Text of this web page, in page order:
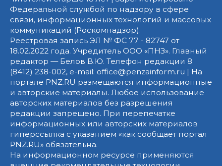
Федеральной службой по надзору в сфере
связи, информационных технологий и массовых
коммуникаций (Роскомнадзор).
Реестровая запись ЭЛ № ФС 77 - 82747 от
18.02.2022 года. Учредитель ООО «ПНЗ». Главный
редактор — Белов В.Ю. Телефон редакции 8
(8412) 238-002, e-mail: office@penzainform.ru | На
портале PNZ.RU размещаются информационные
и авторские материалы. Любое использование
авторских материалов без разрешения
редакции запрещено. При перепечатке
информационных или авторских материалов
гиперссылка с указанием «как сообщает портал
PNZ.RU» обязательна.
На информационном ресурсе применяются